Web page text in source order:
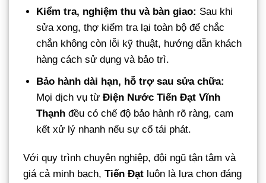
Kiểm tra, nghiệm thu và bàn giao: Sau khi
sửa xong, thợ kiểm tra lại toàn bộ để chắc
chắn không còn lỗi kỹ thuật, hướng dẫn khách
hàng cách sử dụng và bảo trì.
Bảo hành dài hạn, hỗ trợ sau sửa chữa:
Mọi dịch vụ từĐiện Nước Tiến Đạt Vĩnh
Thạnh đều có chế độ bảo hành rõ ràng, cam
kết xử lý nhanh nếu sự cố tái phát.
Với quy trình chuyên nghiệp, đội ngũ tận tâm và
giá cả minh bạch, Tiến Đạt luôn là lựa chọn đáng